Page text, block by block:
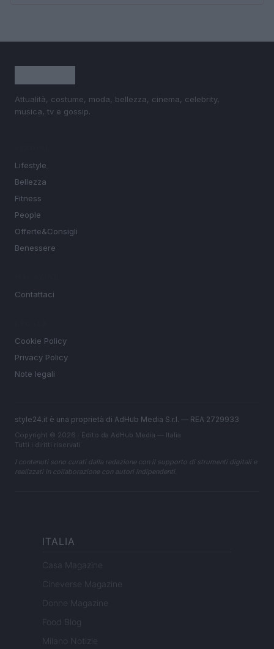
Attualità, costume, moda, bellezza, cinema, celebrity,
musica, tv e gossip.
Lifestyle
Bellezza
Fitness
People
Offerte&Consigli
Benessere
Contattaci
Cookie Policy
Privacy Policy
Note legali
style24.it è una proprietà di AdHub Media S.r.l. — REA 2729933
Copyright © 2026 · Edito da AdHub Media — Italia
Tutti i diritti riservati
I contenuti sono curati dalla redazione con il supporto di strumenti digitali e
realizzati in collaborazione con autori indipendenti.
ITALIA
Casa Magazine
Cineverse Magazine
Donne Magazine
Food Blog
Milano Notizie